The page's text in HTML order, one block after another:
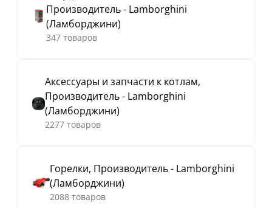
Производитель - Lamborghini
(Ламборджини)
347 товаров
Аксессуары и запчасти к котлам,
Производитель - Lamborghini
(Ламборджини)
2277 товаров
Горелки, Производитель - Lamborghini
(Ламборджини)
2088 товаров